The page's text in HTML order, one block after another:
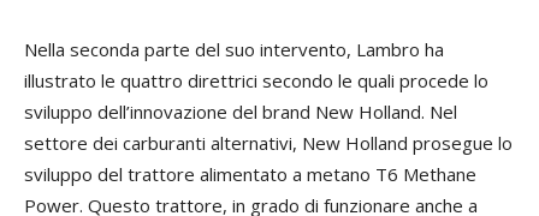
Nella seconda parte del suo intervento, Lambro ha
illustrato le quattro direttrici secondo le quali procede lo
sviluppo dell’innovazione del brand New Holland. Nel
settore dei carburanti alternativi, New Holland prosegue lo
sviluppo del trattore alimentato a metano T6 Methane
Power. Questo trattore, in grado di funzionare anche a